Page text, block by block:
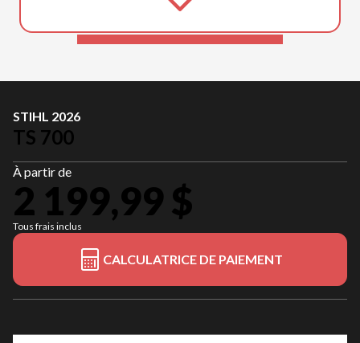
STIHL 2026
TS 700
À partir de
2 199,99 $
Tous frais inclus
CALCULATRICE DE PAIEMENT